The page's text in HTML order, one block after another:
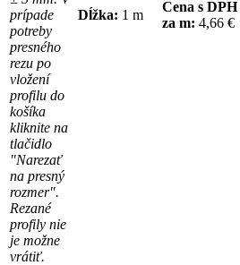
prípade
potreby
presného
rezu po
vložení
profilu do
košíka
kliknite na
tlačidlo
"Narezať
na presný
rozmer".
Rezané
profily nie
je možne
vrátiť.
Dĺžka: 1 m
Cena s DPH
za m: 4,66 €